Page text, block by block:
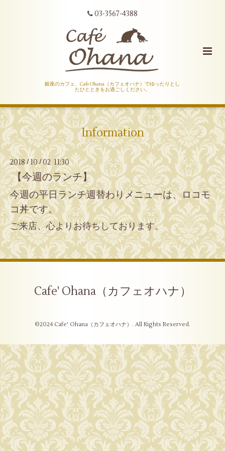
03-3567-4388
銀座のカフェ、Cafe Ohana（カフェオハナ）でゆったりとし
たひとときをお過ごしください。
Information
2018/10 /02 11:30
【今週のランチ】
今週の平日ランチ週替わりメニューは、ロコモ
コ丼です。
ご来店、心よりお待ちしております。
Cafe' Ohana（カフェオハナ）
©2024 Cafe' Ohana（カフェオハナ） . All Rights Reserved.